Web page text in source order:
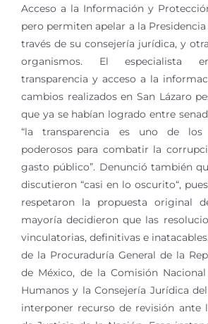
Acceso a la Información y
pero permiten apelar a la Presidencia
través de su consejería jurídica, y
organismos. El especialista
transparencia y acceso a la
cambios realizados en San Lázaro
que ya se habían logrado entre
“la transparencia es uno de los
poderosos para combatir la
gasto público”. Denunció también
discutieron “casi en lo oscurito“,
respetaron la propuesta original
mayoría decidieron que las
vinculatorias, definitivas e
de la Procuraduría General de la
de México, de la Comisión
Humanos y la Consejería Jurídica
interponer recurso de revisión ante